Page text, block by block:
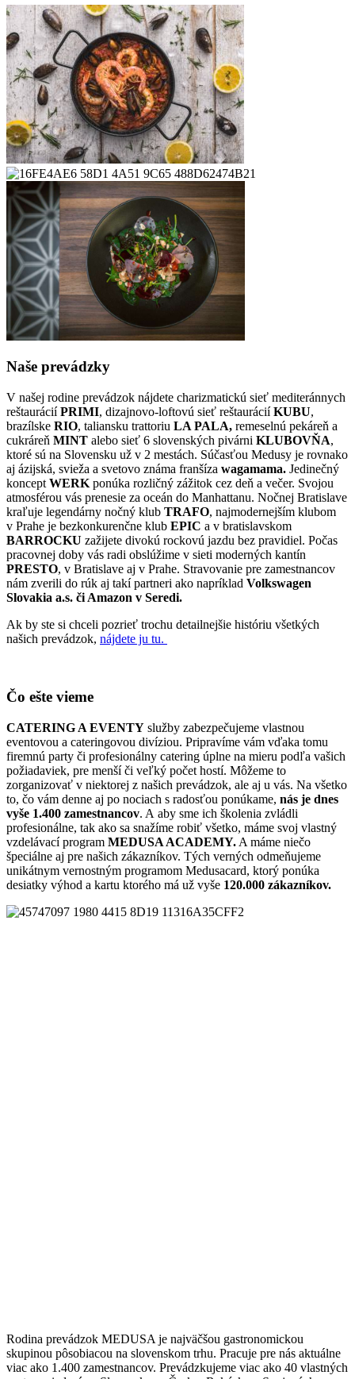
Naše prevádzky
V našej rodine prevádzok nájdete charizmatickú sieť mediteránnych
reštauráciíPRIMI, dizajnovo-loftovú sieť reštauráciíKUBU,
brazílske RIO, taliansku trattoriu LA PALA, remeselnú pekáreň a
cukráreň MINT alebo sieť 6 slovenských pivárni KLUBOVŇA,
ktoré sú na Slovensku už v 2 mestách. Súčasťou Medusy je rovnako
aj ázijská, svieža a svetovo známa franšíza wagamama. Jedinečný
koncept WERK ponúka rozličný zážitok cez deň a večer. Svojou
atmosférou vás prenesie za oceán do Manhattanu. Nočnej Bratislave
kraľuje legendárny nočný klub TRAFO, najmodernejším klubom
v Prahe je bezkonkurenčne klub EPIC a v bratislavskom
BARROCKU zažijete divokú rockovú jazdu bez pravidiel. Počas
pracovnej doby vás radi obslúžime v sieti moderných kantín
PRESTO, v Bratislave aj v Prahe. Stravovanie pre zamestnancov
nám zverili do rúk aj takí partneri ako napríklad Volkswagen
Slovakia a.s. či Amazon v Seredi.
Ak by ste si chceli pozrieť trochu detailnejšie históriu všetkých
našich prevádzok, nájdete ju tu.
Čo ešte vieme
CATERING A EVENTY služby zabezpečujeme vlastnou
eventovou a cateringovou divíziou. Pripravíme vám vďaka tomu
firemnú party či profesionálny catering úplne na mieru podľa vašich
požiadaviek, pre menší či veľký počet hostí. Môžeme to
zorganizovať v niektorej z našich prevádzok, ale aj u vás. Na všetko
to, čo vám denne aj po nociach s radosťou ponúkame, nás je dnes
vyše 1.400 zamestnancov. A aby sme ich školenia zvládli
profesionálne, tak ako sa snažíme robiť všetko, máme svoj vlastný
vzdelávací program MEDUSA ACADEMY. A máme niečo
špeciálne aj pre našich zákazníkov. Tých verných odmeňujeme
unikátnym vernostným programom Medusacard, ktorý ponúka
desiatky výhod a kartu ktorého má už vyše 120.000 zákazníkov.
Rodina prevádzok MEDUSA je najväčšou gastronomickou
skupinou pôsobiacou na slovenskom trhu. Pracuje pre nás aktuálne
viac ako 1.400 zamestnancov. Prevádzkujeme viac ako 40 vlastných